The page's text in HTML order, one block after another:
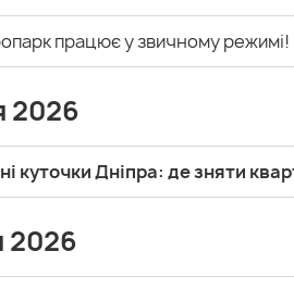
працює у звичному режимі!
2026
куточки Дніпра: де зняти
2026